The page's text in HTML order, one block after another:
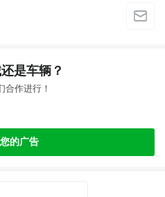
是车辆？
合作进行！
的广告